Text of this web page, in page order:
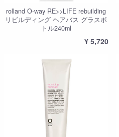
rolland O-way RE>>LIFE rebuilding
リビルディング ヘアバス グラスボ
トル240ml
¥ 5,720